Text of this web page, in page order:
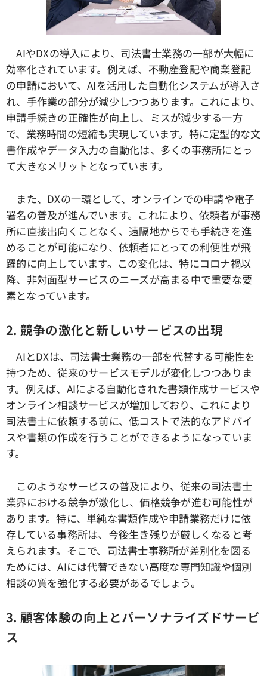
AIやDXの導入により、司法書士業務の一部が大幅に
効率化されています。例えば、不動産登記や商業登記
の申請において、AIを活用した自動化システムが導入さ
れ、手作業の部分が減少しつつあります。これにより、
申請手続きの正確性が向上し、ミスが減少する一方
で、業務時間の短縮も実現しています。特に定型的な文
書作成やデータ入力の自動化は、多くの事務所にとっ
て大きなメリットとなっています。
また、DXの一環として、オンラインでの申請や電子
署名の普及が進んでいます。これにより、依頼者が事務
所に直接出向くことなく、遠隔地からでも手続きを進
めることが可能になり、依頼者にとっての利便性が飛
躍的に向上しています。この変化は、特にコロナ禍以
降、非対面型サービスのニーズが高まる中で重要な要
素となっています。
2. 競争の激化と新しいサービスの出現
AIとDXは、司法書士業務の一部を代替する可能性を
持つため、従来のサービスモデルが変化しつつありま
す。例えば、AIによる自動化された書類作成サービスや
オンライン相談サービスが増加しており、これにより
司法書士に依頼する前に、低コストで法的なアドバイ
スや書類の作成を行うことができるようになっていま
す。
このようなサービスの普及により、従来の司法書士
業界における競争が激化し、価格競争が進む可能性が
あります。特に、単純な書類作成や申請業務だけに依
存している事務所は、今後生き残りが厳しくなると考
えられます。そこで、司法書士事務所が差別化を図る
ためには、AIには代替できない高度な専門知識や個別
相談の質を強化する必要があるでしょう。
3. 顧客体験の向上とパーソナライズドサービ
ス